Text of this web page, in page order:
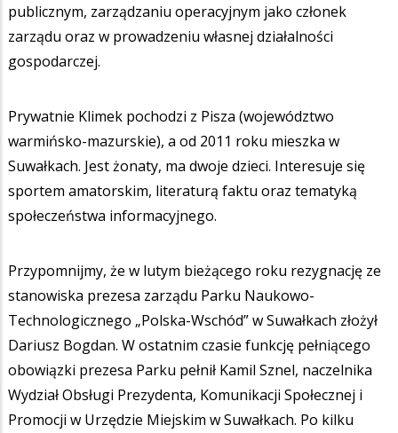
publicznym, zarządzaniu operacyjnym jako członek
zarządu oraz w prowadzeniu własnej działalności
gospodarczej.
Prywatnie Klimek pochodzi z Pisza (województwo
warmińsko-mazurskie), a od 2011 roku mieszka w
Suwałkach. Jest żonaty, ma dwoje dzieci. Interesuje się
sportem amatorskim, literaturą faktu oraz tematyką
społeczeństwa informacyjnego.
Przypomnijmy, że w lutym bieżącego roku rezygnację ze
stanowiska prezesa zarządu Parku Naukowo-
Technologicznego „Polska-Wschód” w Suwałkach złożył
Dariusz Bogdan. W ostatnim czasie funkcję pełniącego
obowiązki prezesa Parku pełnił Kamil Sznel, naczelnika
Wydział Obsługi Prezydenta, Komunikacji Społecznej i
Promocji w Urzędzie Miejskim w Suwałkach. Po kilku